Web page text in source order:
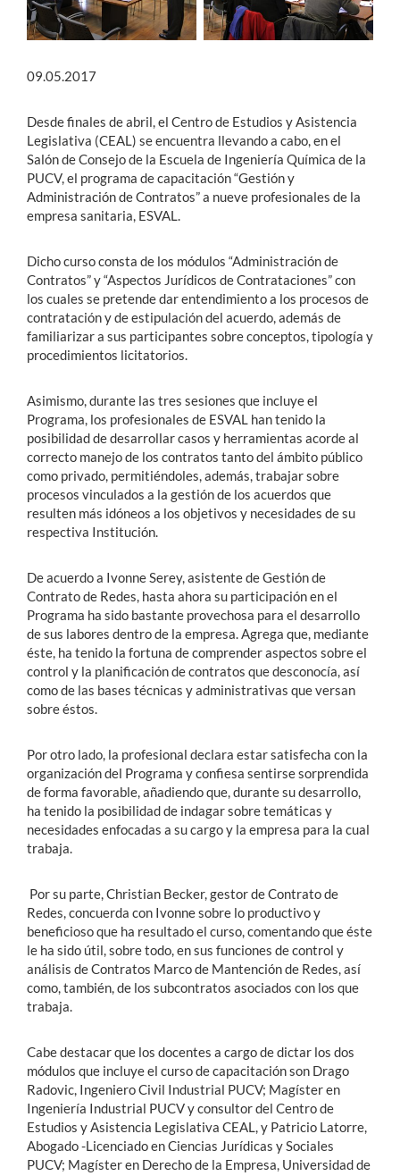
09.05.2017
Desde finales de abril, el Centro de Estudios y Asistencia
Legislativa (CEAL) se encuentra llevando a cabo, en el
Salón de Consejo de la Escuela de Ingeniería Química de la
PUCV, el programa de capacitación “Gestión y
Administración de Contratos” a nueve profesionales de la
empresa sanitaria, ESVAL.
Dicho curso consta de los módulos “Administración de
Contratos” y “Aspectos Jurídicos de Contrataciones” con
los cuales se pretende dar entendimiento a los procesos de
contratación y de estipulación del acuerdo, además de
familiarizar a sus participantes sobre conceptos, tipología y
procedimientos licitatorios.
Asimismo, durante las tres sesiones que incluye el
Programa, los profesionales de ESVAL han tenido la
posibilidad de desarrollar casos y herramientas acorde al
correcto manejo de los contratos tanto del ámbito público
como privado, permitiéndoles, además, trabajar sobre
procesos vinculados a la gestión de los acuerdos que
resulten más idóneos a los objetivos y necesidades de su
respectiva Institución.
De acuerdo a Ivonne Serey, asistente de Gestión de
Contrato de Redes, hasta ahora su participación en el
Programa ha sido bastante provechosa para el desarrollo
de sus labores dentro de la empresa. Agrega que, mediante
éste, ha tenido la fortuna de comprender aspectos sobre el
control y la planificación de contratos que desconocía, así
como de las bases técnicas y administrativas que versan
sobre éstos.
Por otro lado, la profesional declara estar satisfecha con la
organización del Programa y confiesa sentirse sorprendida
de forma favorable, añadiendo que, durante su desarrollo,
ha tenido la posibilidad de indagar sobre temáticas y
necesidades enfocadas a su cargo y la empresa para la cual
trabaja.
Por su parte, Christian Becker, gestor de Contrato de
Redes, concuerda con Ivonne sobre lo productivo y
beneficioso que ha resultado el curso, comentando que éste
le ha sido útil, sobre todo, en sus funciones de control y
análisis de Contratos Marco de Mantención de Redes, así
como, también, de los subcontratos asociados con los que
trabaja.
Cabe destacar que los docentes a cargo de dictar los dos
módulos que incluye el curso de capacitación son Drago
Radovic, Ingeniero Civil Industrial PUCV; Magíster en
Ingeniería Industrial PUCV y consultor del Centro de
Estudios y Asistencia Legislativa CEAL, y Patricio Latorre,
Abogado -Licenciado en Ciencias Jurídicas y Sociales
PUCV; Magíster en Derecho de la Empresa, Universidad de